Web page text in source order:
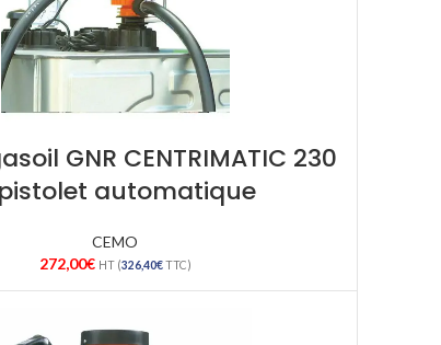
GNR CENTRIMATIC 230
automatique
CEMO
272,00€ HT (326,40€TTC)